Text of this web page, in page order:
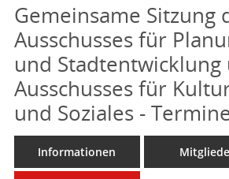
Gemeinsame Sitzung
Ausschusses für
und Stadtentwicklung
Ausschusses für
und Soziales -
Informationen